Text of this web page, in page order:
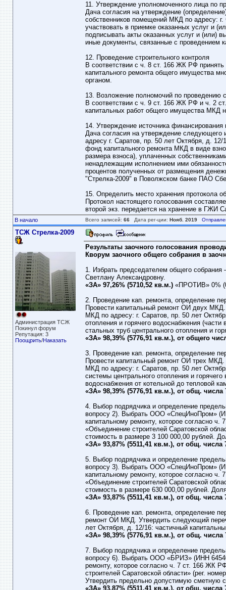
11. Утверждение уполномоченного лица по
Дача согласия на утверждение
собственников помещений МКД по адресу: г.
участвовать в приемке оказанных услуг и
подписывать акты оказанных услуг и (или)
иные документы, связанные с проведением
12. Проведение строительного контроля
В соответствии с ч. 8 ст. 166 ЖК РФ принять
капитального ремонта общего имущества
органом.
13. Возложение полномочий по проведению
В соответствии с ч. 9 ст. 166 ЖК РФ и ч. 2
капитальных работ общего имущества МКД
14. Утверждение источника
Дача согласия на утверждение следующего
адресу г. Саратов, пр. 50 лет Октября, д.
фонд капитального ремонта МКД в виде
размера взноса), уплаченных
ненадлежащим исполнением ими
процентов полученных от размещения
"Стрелка-2009" в Поволжском банке ПАО
15. Определить место хранения протокола
Протокол настоящего голосования
второй экз. передается на хранение в ГЖИ
В начало Всего записей: 66Дата рег-ции: Нояб. 2019
ТСЖ Стрелка-2009
Администрация ТСЖ
Покинул форум
Репутация: 3
Поощрить/Наказать
Результаты заочного голосования
Кворум заочного общего собрания в
1. Избрать председателем общего
Светлану Александровну.
«ЗА» 97,26% (5710,52 кв.м.) «ПРОТИВ» 0%
2. Проведение кап. ремонта, определение
Провести капитальный ремонт ОИ двух
МКД по адресу: г. Саратов, пр. 50 лет
отопления и горячего водоснабжения
стальных труб центрального отопления и
«ЗА» 98,39% (5776,91 кв.м.), от общего
3. Проведение кап. ремонта, определение
Провести капитальный ремонт ОИ трех
МКД по адресу: г. Саратов, пр. 50 лет
системы центрального отопления и
водоснабжения от котельной до тепловой
«ЗА» 98,39% (5776,91 кв.м.), от общ. числа
4. Выбор подрядчика и определение
вопросу 2). Выбрать ООО «СпецИноПром»
капитальному ремонту, которое согласно
«Объединение строителей Саратовской
стоимость в размере 3 100 000,00 рублей.
«ЗА» 93,87% (5511,41 кв.м.), от общ. числа
5. Выбор подрядчика и определение
вопросу 3). Выбрать ООО «СпецИноПром»
капитальному ремонту, которое согласно
«Объединение строителей Саратовской
стоимость в размере 630 000,00 рублей.
«ЗА» 93,87% (5511,41 кв.м.), от общ. числа
6. Проведение кап. ремонта, определение
ремонт ОИ МКД. Утвердить следующий
лет Октября, д. 12/16: частичный
«ЗА» 98,39% (5776,91 кв.м.), от общ. числа
7. Выбор подрядчика и определение
вопросу 6). Выбрать ООО «БРИЗ» (ИНН
ремонту, которое согласно ч. 7 ст. 166 ЖК
строителей Саратовской области» (рег.
Утвердить предельно допустимую сметную
«ЗА» 93,87% (5511,41 кв.м.), от общ. числа